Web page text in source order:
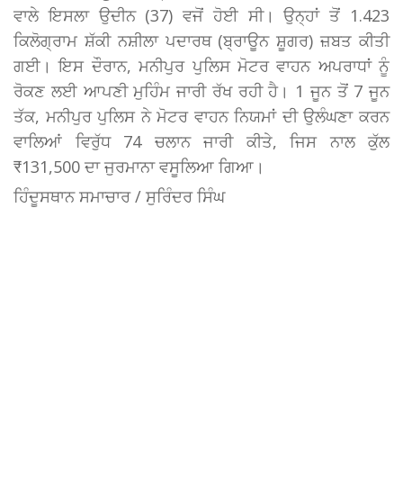
ਵਾਲੇ ਇਸਲਾ ਉਦੀਨ (37) ਵਜੋਂ ਹੋਈ ਸੀ। ਉਨ੍ਹਾਂ ਤੋਂ 1.423
ਕਿਲੋਗ੍ਰਾਮ ਸ਼ੱਕੀ ਨਸ਼ੀਲਾ ਪਦਾਰਥ (ਬ੍ਰਾਊਨ ਸ਼ੂਗਰ) ਜ਼ਬਤ ਕੀਤੀ
ਗਈ। ਇਸ ਦੌਰਾਨ, ਮਨੀਪੁਰ ਪੁਲਿਸ ਮੋਟਰ ਵਾਹਨ ਅਪਰਾਧਾਂ ਨੂੰ
ਰੋਕਣ ਲਈ ਆਪਣੀ ਮੁਹਿੰਮ ਜਾਰੀ ਰੱਖ ਰਹੀ ਹੈ। 1 ਜੂਨ ਤੋਂ 7 ਜੂਨ
ਤੱਕ, ਮਨੀਪੁਰ ਪੁਲਿਸ ਨੇ ਮੋਟਰ ਵਾਹਨ ਨਿਯਮਾਂ ਦੀ ਉਲੰਘਣਾ ਕਰਨ
ਵਾਲਿਆਂ ਵਿਰੁੱਧ 74 ਚਲਾਨ ਜਾਰੀ ਕੀਤੇ, ਜਿਸ ਨਾਲ ਕੁੱਲ
₹131,500 ਦਾ ਜੁਰਮਾਨਾ ਵਸੂਲਿਆ ਗਿਆ।
ਹਿੰਦੂਸਥਾਨ ਸਮਾਚਾਰ / ਸੁਰਿੰਦਰ ਸਿੰਘ